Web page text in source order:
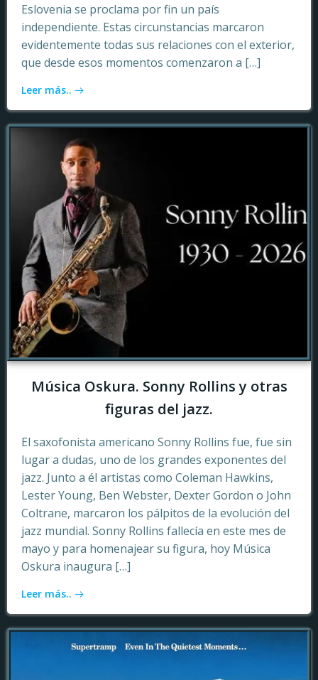
Eslovenia se proclama por fin un país
independiente. Estas circunstancias marcaron
evidentemente todas sus relaciones con el exterior,
que desde esos momentos comenzaron a […]
Leer más..
Música Oskura. Sonny Rollins y otras
figuras del jazz.
El saxofonista americano Sonny Rollins fue, fue sin
lugar a dudas, uno de los grandes exponentes del
jazz. Junto a él artistas como Coleman Hawkins,
Lester Young, Ben Webster, Dexter Gordon o John
Coltrane, marcaron los pálpitos de la evolución del
jazz mundial. Sonny Rollins fallecía en este mes de
mayo y para homenajear su figura, hoy Música
Oskura inaugura […]
Leer más..